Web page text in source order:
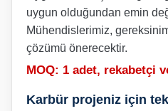
uygun olduğundan emin
Mühendislerimiz,
çözümü önerecektir.
MOQ: 1 adet, rekabetçi
Karbür projeniz için